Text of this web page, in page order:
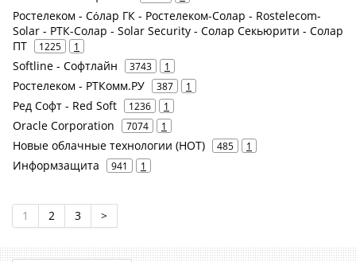
Ростелеком - Сόлар ГК - Ростелеком-Солар - Rostelecom-
Solar - РТК-Солар - Solar Security - Солар Секьюрити - Солар
ПТ
1225 1
Softline - Софтлайн 3743 1
Ростелеком - РТКомм.РУ 387 1
Ред Софт - Red Soft 1236 1
Oracle Corporation 7074 1
Новые облачные технологии (НОТ) 485 1
Информзащита 941 1
1 2 3 >